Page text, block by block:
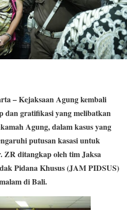
– Kejaksaan Agung kembali
dan gratifikasi yang melibatkan
Agung, dalam kasus yang
putusan kasasi untuk
ditangkap oleh tim Jaksa
Pidana Khusus (JAM PIDSUS)
di Bali.